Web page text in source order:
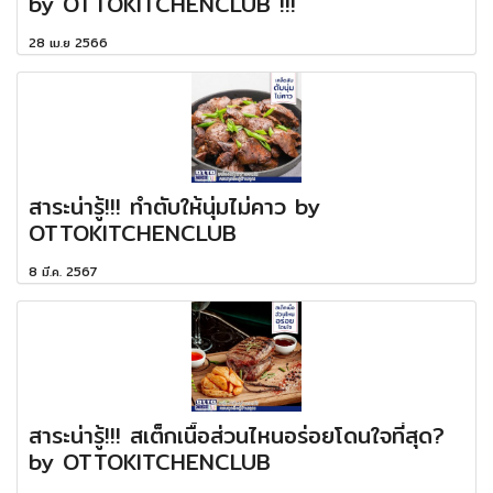
28 เม.ย 2566
สาระน่ารู้!!! ทำตับให้นุ่มไม่คาว by
OTTOKITCHENCLUB
8 มี.ค. 2567
สาระน่ารู้!!! สเต็กเนื้อส่วนไหนอร่อยโดนใจที่สุด?
by OTTOKITCHENCLUB